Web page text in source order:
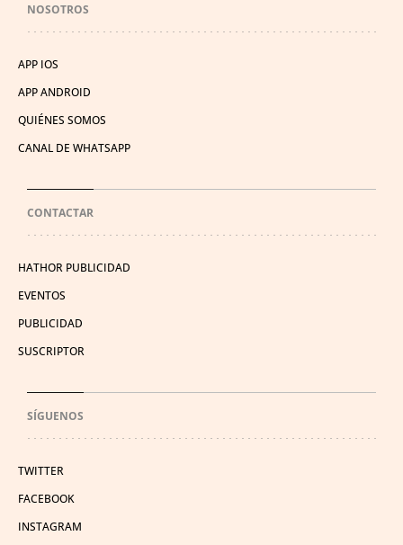
NOSOTROS
APP IOS
APP ANDROID
QUIÉNES SOMOS
CANAL DE WHATSAPP
CONTACTAR
HATHOR PUBLICIDAD
EVENTOS
PUBLICIDAD
SUSCRIPTOR
SÍGUENOS
TWITTER
FACEBOOK
INSTAGRAM